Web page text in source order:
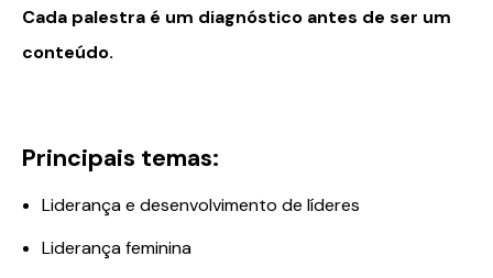
Cada palestra é um diagnóstico antes de ser um
conteúdo.
Principais temas:
Liderança e desenvolvimento de líderes
Liderança feminina